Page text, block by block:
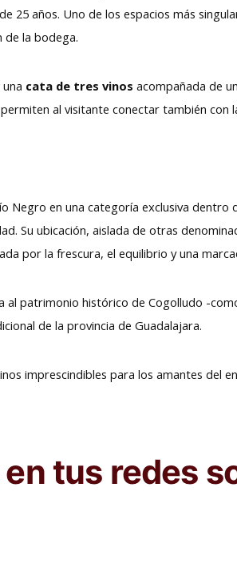
25 años. Uno de los espacios más
de la bodega.
cata de tres vinos acompañada de
al visitante conectar también
Negro en una categoría exclusiva dentro
Su ubicación, aislada de otras
por la frescura, el equilibrio y una
al patrimonio histórico de Cogolludo -
de la provincia de Guadalajara.
imprescindibles para los amantes del
tus redes